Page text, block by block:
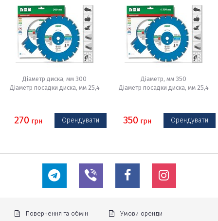
Діаметр диска, мм 300
Діаметр посадки диска, мм 25,4
270 грн Орендувати
Діаметр, мм 350
Діаметр посадки диска, мм 25,4
350 грн Орендувати
Повернення та обмін Умови оренди